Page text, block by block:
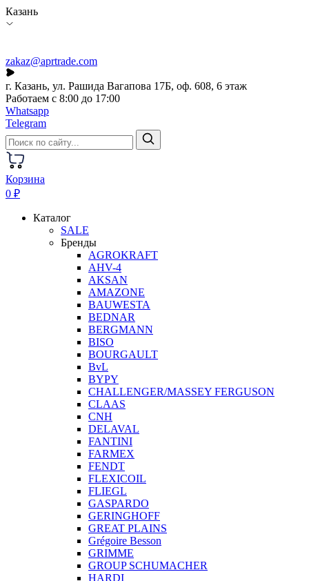
Казань
zakaz@aprtrade.com
г. Казань, ул. Рашида Вагапова 17Б, оф. 608, 6 этаж
Работаем с 8:00 до 17:00
Whatsapp
Telegram
Корзина
0 ₽
Каталог
SALE
Бренды
AGROKRAFT
AHV-4
AKSAN
AMAZONE
BAUWESTA
BEDNAR
BERGMANN
BISO
BOURGAULT
BvL
BYPY
CHALLENGER/MASSEY FERGUSON
CLAAS
CNH
DELAVAL
FANTINI
FARMEX
FENDT
FLEXICOIL
FLIEGL
GASPARDO
GERINGHOFF
GREAT PLAINS
Grégoire Besson
GRIMME
GROUP SCHUMACHER
HARDI